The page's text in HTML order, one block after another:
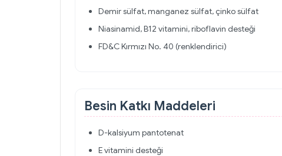
Demir sülfat, manganez sülfat, çinko sülfat
Niasinamid, B12 vitamini, riboflavin desteği
FD&C Kırmızı No. 40 (renklendirici)
Besin Katkı Maddeleri
D-kalsiyum pantotenat
E vitamini desteği